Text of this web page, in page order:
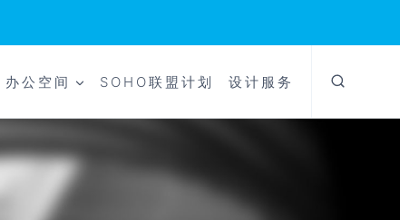
办公空间 SOHO联盟计划 设计服务